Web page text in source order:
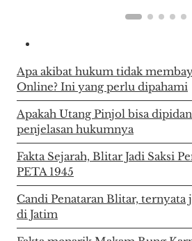
Apa akibat hukum tidak
Online? Ini yang perlu dipahami
Apakah Utang Pinjol bisa
penjelasan hukumnya
Fakta Sejarah, Blitar Jadi Saksi
PETA 1945
Candi Penataran Blitar, ternyata
di Jatim